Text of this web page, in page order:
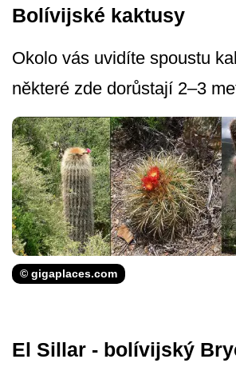
Bolívijské kaktusy
Okolo vás uvidíte spoustu
některé zde dorůstají 2–3
© gigaplaces.com
El Sillar - bolívijský